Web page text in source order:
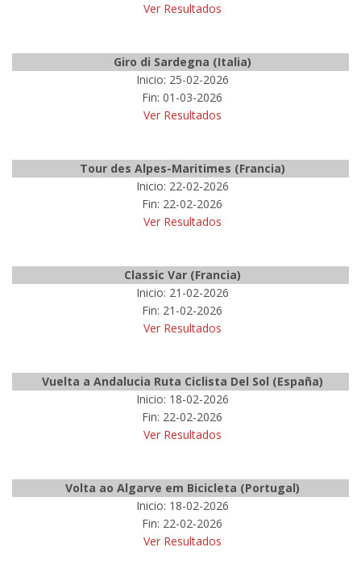
Ver Resultados
Giro di Sardegna (Italia)
Inicio: 25-02-2026
Fin: 01-03-2026
Ver Resultados
Tour des Alpes-Maritimes (Francia)
Inicio: 22-02-2026
Fin: 22-02-2026
Ver Resultados
Classic Var (Francia)
Inicio: 21-02-2026
Fin: 21-02-2026
Ver Resultados
Vuelta a Andalucia Ruta Ciclista Del Sol (España)
Inicio: 18-02-2026
Fin: 22-02-2026
Ver Resultados
Volta ao Algarve em Bicicleta (Portugal)
Inicio: 18-02-2026
Fin: 22-02-2026
Ver Resultados